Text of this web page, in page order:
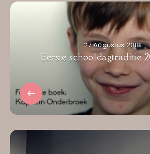
27 Augustus 2018
Eerste schooldagtraditie